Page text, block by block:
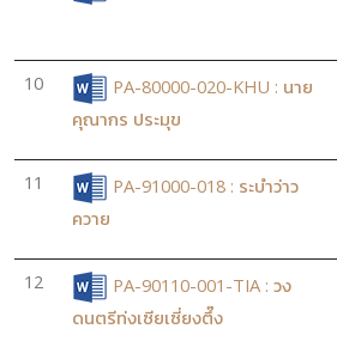
10
PA-80000-020-KHU : นาย
คุณากร ประมุข
11
PA-91000-018 : ระบำว่าว
ควาย
12
PA-90110-001-TIA : วง
ดนตรีท่งเซียเซี่ยงตึ๊ง